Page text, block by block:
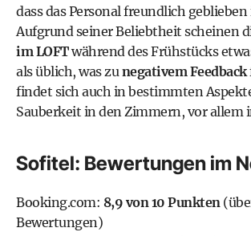
dass das Personal freundlich geblieben
Aufgrund seiner Beliebtheit scheinen
im LOFTwährend des Frühstücks
als üblich, was zunegativem Feedback
findet sich auch in bestimmten
Sauberkeit in den Zimmern, vor allem
Sofitel: Bewertungen im
Booking.com: 8,9 von 10 Punkten
Bewertungen)